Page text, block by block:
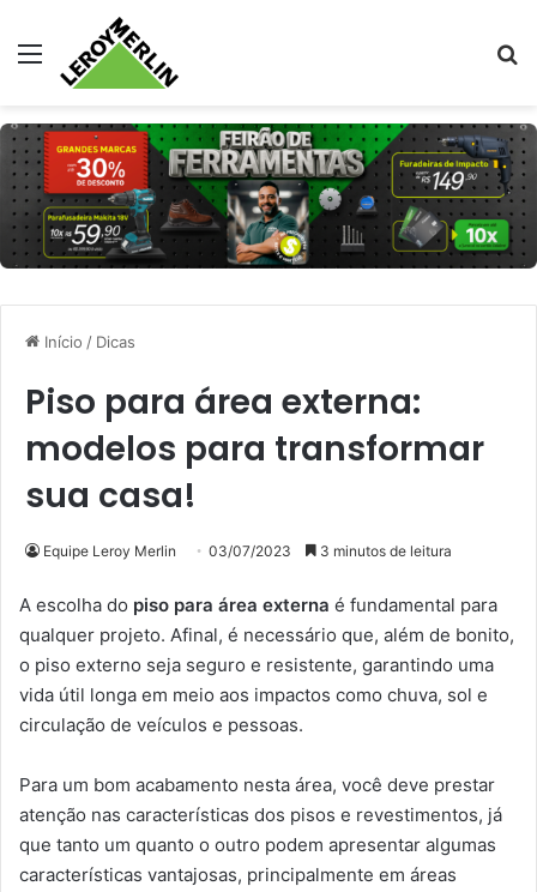
Menu
Início / Dicas
Piso para área externa:
modelos para transformar
sua casa!
Equipe Leroy Merlin 03/07/2023 3 minutos de leitura
A escolha do piso para área externa é fundamental para
qualquer projeto. Afinal, é necessário que, além de bonito,
o piso externo seja seguro e resistente, garantindo uma
vida útil longa em meio aos impactos como chuva, sol e
circulação de veículos e pessoas.
Para um bom acabamento nesta área, você deve prestar
atenção nas características dos pisos e revestimentos, já
que tanto um quanto o outro podem apresentar algumas
características vantajosas, principalmente em áreas